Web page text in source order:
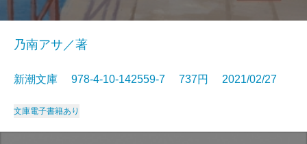
乃南アサ／著
新潮文庫 978-4-10-142559-7 737円 2021/02/27
文庫電子書籍あり